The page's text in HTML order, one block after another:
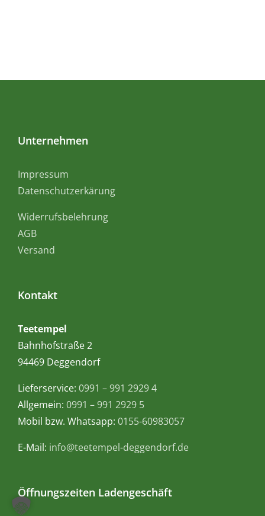
Unternehmen
Impressum
Datenschutzerkärung
Widerrufsbelehrung
AGB
Versand
Kontakt
Teetempel
Bahnhofstraße 2
94469 Deggendorf
Lieferservice: 0991 – 991 2929 4
Allgemein: 0991 – 991 2929 5
Mobil bzw. Whatsapp: 0155-60983057
E-Mail: info@teetempel-deggendorf.de
Öffnungszeiten Ladengeschäft